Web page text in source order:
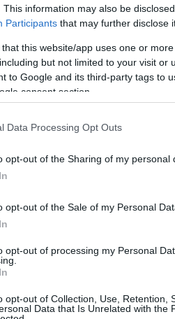
This information may also be
Participants that may further disclose
that this website/app uses one or
but not limited to your visit or
to Google and its third-party tags to
consent section.
Data Processing Opt Outs
opt-out of the Sharing of my personal
opt-out of the Sale of my Personal
opt-out of processing my Personal
opt-out of Collection, Use, Retention,
Data that Is Unrelated with the
della Repubblica nella
– sia un’occasione
che si sta creando nel
abbiamo provato di
sembra avere altre
una lettera che descrive le
sperando in un suo
possa leggere la
mamma – per noi
concreta che qualcuno